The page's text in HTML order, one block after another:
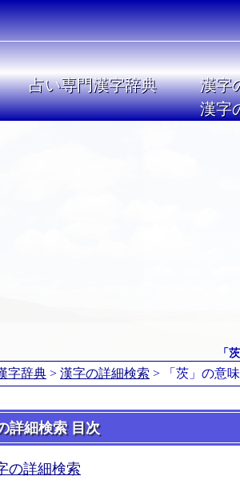
占い専門漢字辞典
漢字
漢字
「
字辞典 > 漢字の詳細検索 > 「茨」の意
詳細検索 目次
の詳細検索